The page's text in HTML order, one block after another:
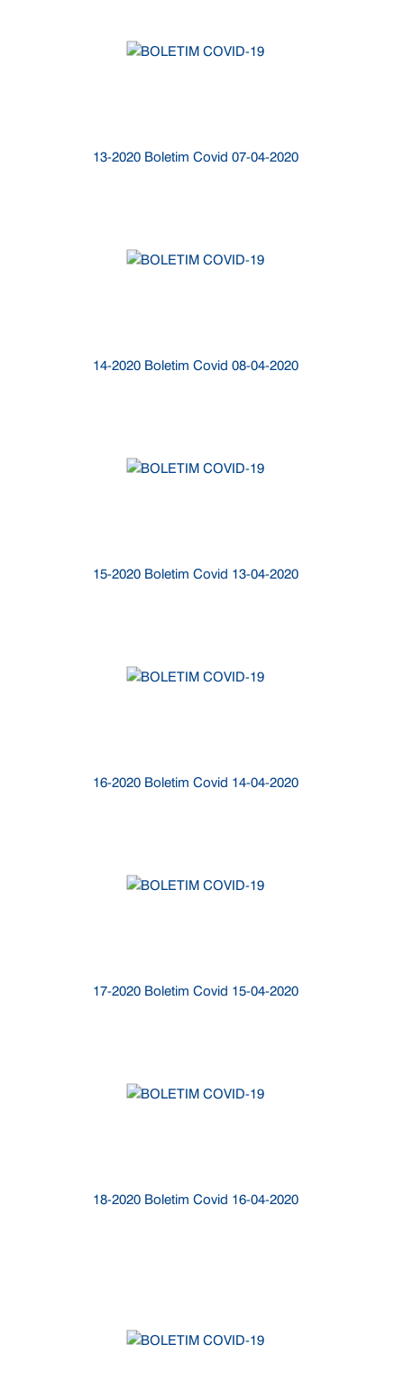
13-2020 Boletim Covid 07-04-2020
14-2020 Boletim Covid 08-04-2020
15-2020 Boletim Covid 13-04-2020
16-2020 Boletim Covid 14-04-2020
17-2020 Boletim Covid 15-04-2020
18-2020 Boletim Covid 16-04-2020